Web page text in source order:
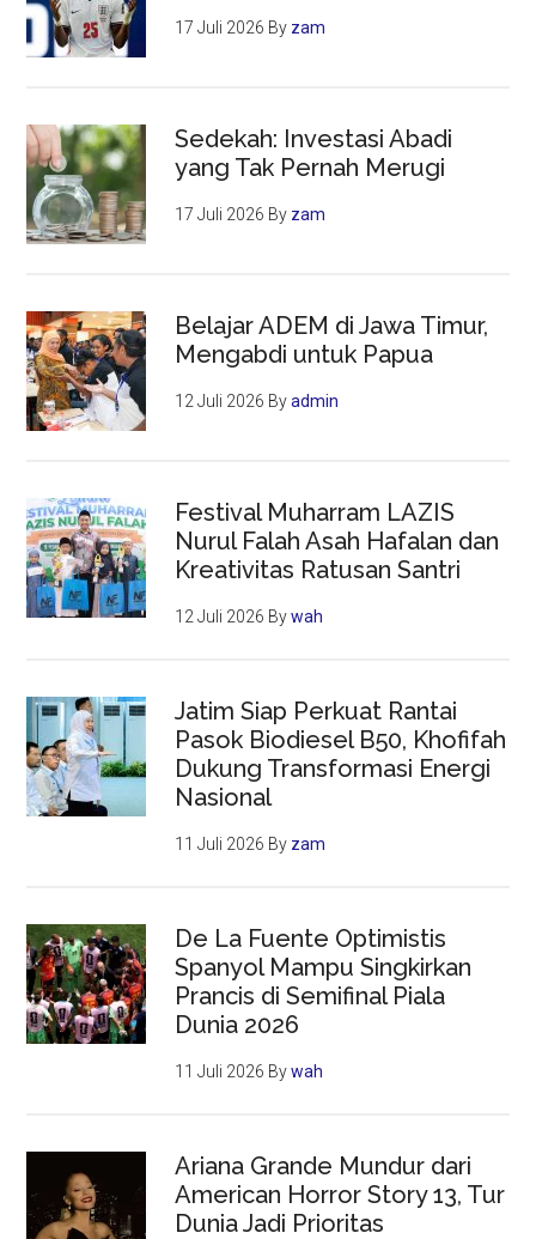
17 Juli 2026 By zam
Sedekah: Investasi Abadi
yang Tak Pernah Merugi
17 Juli 2026 By zam
Belajar ADEM di Jawa Timur,
Mengabdi untuk Papua
12 Juli 2026 Byadmin
Festival Muharram LAZIS
Nurul Falah Asah Hafalan dan
Kreativitas Ratusan Santri
12 Juli 2026 Bywah
Jatim Siap Perkuat Rantai
Pasok Biodiesel B50, Khofifah
Dukung Transformasi Energi
Nasional
11 Juli 2026 By zam
De La Fuente Optimistis
Spanyol Mampu Singkirkan
Prancis di Semifinal Piala
Dunia 2026
11 Juli 2026 Bywah
Ariana Grande Mundur dari
American Horror Story 13, Tur
Dunia Jadi Prioritas